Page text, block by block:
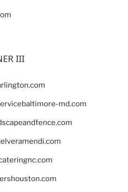
III
md.com